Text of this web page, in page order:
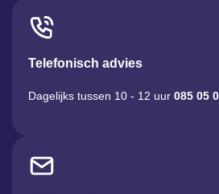
Telefonisch advies
Dagelijks tussen 10 - 12 uur 085 05